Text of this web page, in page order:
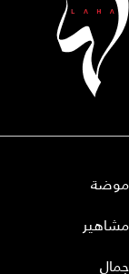
موضة
مشاهير
جمال